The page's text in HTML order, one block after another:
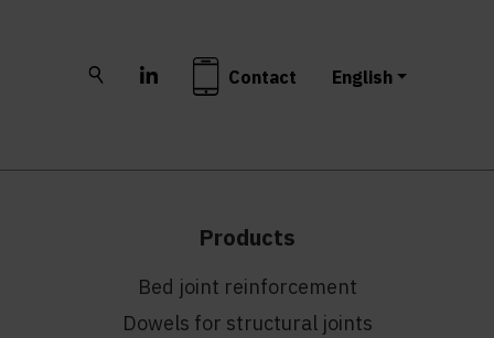
BuscarLinkedIn Contact English
Products
Bed joint reinforcement
Dowels for structural joints